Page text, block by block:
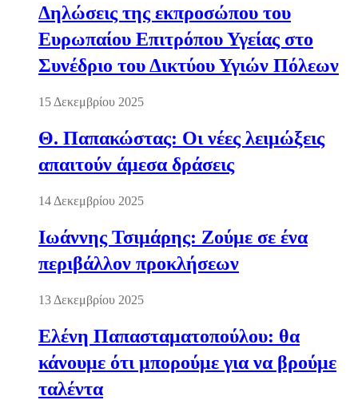
Δηλώσεις της εκπροσώπου του
Ευρωπαίου Επιτρόπου Υγείας στο
Συνέδριο του Δικτύου Υγιών Πόλεων
15 Δεκεμβρίου 2025
Θ. Παπακώστας: Οι νέες λειμώξεις
απαιτούν άμεσα δράσεις
14 Δεκεμβρίου 2025
Ιωάννης Τσιμάρης: Ζούμε σε ένα
περιβάλλον προκλήσεων
13 Δεκεμβρίου 2025
Ελένη Παπασταματοπούλου: θα
κάνουμε ότι μπορούμε για να βρούμε
ταλέντα